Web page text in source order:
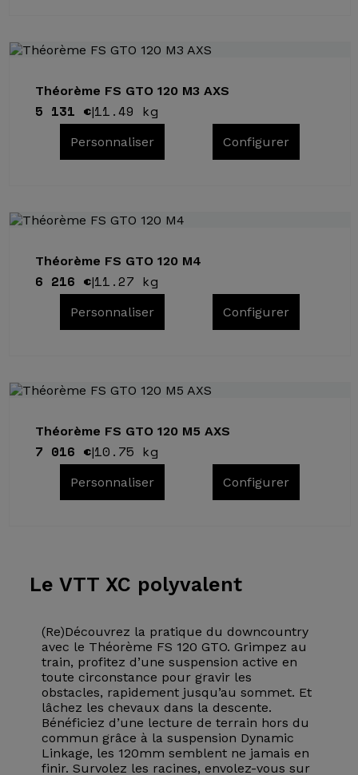
Théorème FS GTO 120 M3 AXS
5 131 €|11.49 kg
Personnaliser Configurer
Théorème FS GTO 120 M4
6 216 €|11.27 kg
Personnaliser Configurer
Théorème FS GTO 120 M5 AXS
7 016 €|10.75 kg
Personnaliser Configurer
Le VTTXC polyvalent
(Re)Découvrez la pratique du downcountry
avec le Théorème FS 120 GTO. Grimpez au
train, profitez d’une suspension active en
toute circonstance pour gravir les
obstacles, rapidement jusqu’au sommet. Et
lâchez les chevaux dans la descente.
Bénéficiez d’une lecture de terrain hors du
commun grâce à la suspension Dynamic
Linkage, les 120mm semblent ne jamais en
finir. Survolez les racines, envolez-vous sur